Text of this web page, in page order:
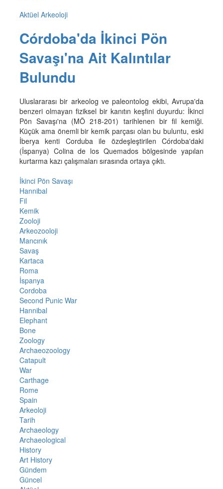
Aktüel Arkeoloji
Córdoba'da İkinci Pön
Savaşı'na Ait Kalıntılar
Bulundu
Uluslararası bir arkeolog ve paleontolog ekibi, Avrupa'da
benzeri olmayan fiziksel bir kanıtın keşfini duyurdu: İkinci
Pön Savaşı'na (MÖ 218-201) tarihlenen bir fil kemiği.
Küçük ama önemli bir kemik parçası olan bu buluntu, eski
İberya kenti Corduba ile özdeşleştirilen Córdoba'daki
(İspanya) Colina de los Quemados bölgesinde yapılan
kurtarma kazı çalışmaları sırasında ortaya çıktı.
İkinci Pön Savaşı
Hannibal
Fil
Kemik
Zooloji
Arkeozooloji
Mancınık
Savaş
Kartaca
Roma
İspanya
Cordoba
Second Punic War
Hannibal
Elephant
Bone
Zoology
Archaeozoology
Catapult
War
Carthage
Rome
Spain
Arkeoloji
Tarih
Archaeology
Archaeological
History
Art History
Gündem
Güncel